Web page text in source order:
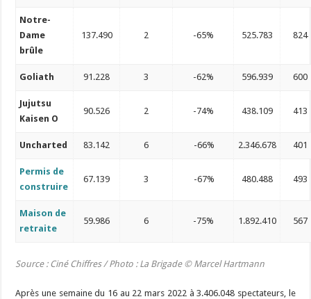
Notre-
Dame
brûle
137.490 2 -65% 525.783 824
Goliath 91.228 3 -62% 596.939 600
Jujutsu
Kaisen O
90.526 2 -74% 438.109 413
Uncharted 83.142 6 -66% 2.346.678 401
Permis de
construire
67.139 3 -67% 480.488 493
Maison de
retraite
59.986 6 -75% 1.892.410 567
Source : Ciné Chiffres / Photo : La Brigade© Marcel Hartmann
Après une semaine du 16 au 22 mars 2022 à 3.406.048 spectateurs, le